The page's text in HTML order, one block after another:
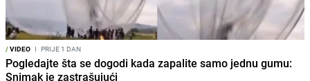
/VIDEO I PRIJE 1 DAN
Pogledajte šta se dogodi kada zapalite samo jednu gumu:
Snimak je zastrašujući